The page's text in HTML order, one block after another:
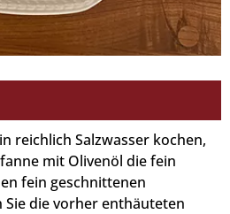
reichlich Salzwasser kochen,
mit Olivenöl die fein
fein geschnittenen
Sie die vorher enthäuteten